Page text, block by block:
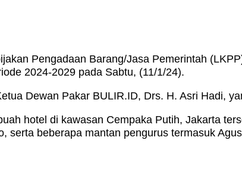
Pengadaan Barang/Jasa Pemerintah
2024-2029 pada Sabtu, (11/1/24).
Dewan Pakar BULIR.ID, Drs. H. Asri Hadi,
hotel di kawasan Cempaka Putih, Jakarta
serta beberapa mantan pengurus termasuk